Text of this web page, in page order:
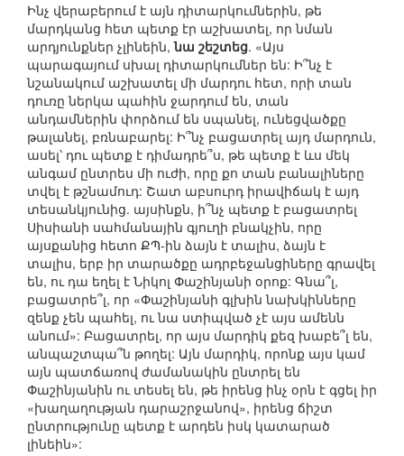
Ինչ վերաբերում է այն դիտարկումներին, թե
մարդկանց հետ պետք էր աշխատել, որ նման
արդյունքներ չլինեին,նա շեշտեց. «Այս
պարագայում սխալ դիտարկումներ են: Ի՞նչ է
նշանակում աշխատել մի մարդու հետ, որի տան
դուռը ներկա պահին ջարդում են, տան
անդամներին փորձում են սպանել, ունեցվածքը
թալանել, բռնաբարել: Ի՞նչ բացատրել այդ մարդուն,
ասել՝ դու պետք է դիմադրե՞ս, թե պետք է ևս մեկ
անգամ ընտրես մի ուժի, որը քո տան բանալիները
տվել է թշնամուդ: Շատ աբսուրդ իրավիճակ է այդ
տեսանկյունից. այսինքն, ի՞նչ պետք է բացատրել
Սիսիանի սահմանային գյուղի բնակչին, որը
այսքանից հետո ՔՊ-ին ձայն է տալիս, ձայն է
տալիս, երբ իր տարածքը ադրբեջանցիները գրավել
են, ու դա եղել է Նիկոլ Փաշինյանի օրոք: Գնա՞լ,
բացատրե՞լ, որ «Փաշինյանի գլխին նախկինները
զենք չեն պահել, ու նա ստիպված չէ այս ամենն
անում»: Բացատրել, որ այս մարդիկ քեզ խաբե՞լ են,
անպաշտպա՞ն թողել: Այն մարդիկ, որոնք այս կամ
այն պատճառով ժամանակին ընտրել են
Փաշինյանին ու տեսել են, թե իրենց ինչ օրն է գցել իր
«խաղաղության դարաշրջանով», իրենց ճիշտ
ընտրությունը պետք է արդեն իսկ կատարած
լինեին»: